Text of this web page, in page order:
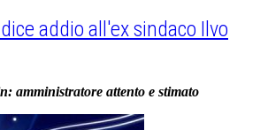
addio all'ex sindaco Ilvo
amministratore attento e stimato